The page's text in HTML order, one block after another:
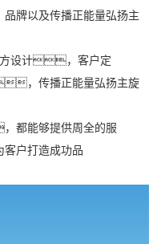
以及传播正能量弘扬主
设计，客户定
，传播正能量弘扬主旋
都能够提供周全的服
户打造成功品